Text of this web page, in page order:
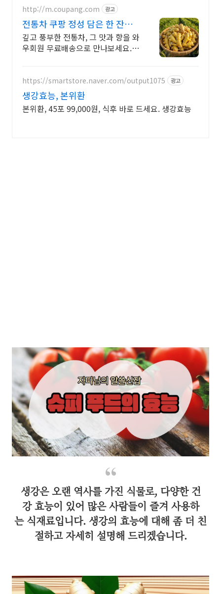
http://m.coupang.com 광고
전통차 쿠팡 정성 담은 한 잔의
가치
깊고 풍부한 전통차, 그 맛과 향을 와
우회원 무료배송으로 만나보세요.
보세요.
https://smartstore.naver.com/output1075 광고
생강효능, 본위환
본위환, 45포 99,000원, 식후 바로 드세요. 생강효능
생강은 오랜 역사를 가진 식물로, 다양한 건
강 효능이 있어 많은 사람들이 즐겨 사용하
는 식재료입니다. 생강의 효능에 대해 좀 더 친
절하고 자세히 설명해 드리겠습니다.